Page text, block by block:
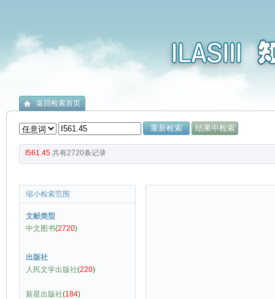
返回检索首页
I561.45 共有2720条记录
缩小检索范围
文献类型
中文图书(2720)
出版社
人民文学出版社(220)
新星出版社(184)